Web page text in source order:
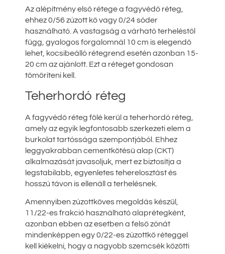
Az alépítmény első rétege a fagyvédő réteg,
ehhez 0/56 zúzott kő vagy 0/24 sóder
használható. A vastagság a várható terheléstől
függ, gyalogos forgalomnál 10 cm is elegendő
lehet, kocsibeálló rétegrend esetén azonban 15-
20 cm az ajánlott. Ezt a réteget gondosan
tömöríteni kell.
Teherhordó réteg
A fagyvédő réteg fölé kerül a teherhordó réteg,
amely az egyik legfontosabb szerkezeti elem a
burkolat tartóssága szempontjából. Ehhez
leggyakrabban cementkötésű alap (CKT)
alkalmazását javasoljuk, mert ez biztosítja a
legstabilabb, egyenletes teherelosztást és
hosszú távon is ellenáll a terhelésnek.
Amennyiben zúzottköves megoldás készül,
11/22-es frakció használható alaprétegként,
azonban ebben az esetben a felső zónát
mindenképpen egy 0/22-es zúzottkő réteggel
kell kiékelni, hogy a nagyobb szemcsék közötti